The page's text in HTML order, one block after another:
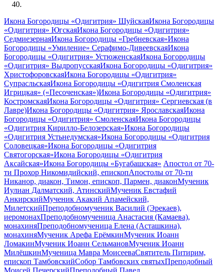
Икона Богородицы «Одигитрия» ШуйскаяИкона Богородицы
«Одигитрия» ЮгскаяИкона Богородицы «Одигитрия»
СедмиезернаяИкона Богородицы «Гребневская»Икона
Богородицы «Умиление» Серафимо-ДивеевскаяИкона
Богородицы «Одигитрия» УстюженскаяИкона Богородицы
«Одигитрия» ВыдропусскаяИкона Богородицы «Одигитрия»
ХристофоровскаяИкона Богородицы «Одигитрия»
СупрасльскаяИкона Богородицы «Одигитрия Смоленская
Игрицкая» («Песоченская»)Икона Богородицы «Одигитрия»
КостромскаяИкона Богородицы «Одигитрия» Сергиевская (в
Лавре)Икона Богородицы «Одигитрия» ЯрославскаяИкона
Богородицы «Одигитрия» СмоленскаяИкона Богородицы
«Одигитрия Кирилло-Белозерская»Икона Богородицы
«Одигитрия Устьнедумская»Икона Богородицы «Одигитрия
Соловецкая»Икона Богородицы «Одигитрия
Святогорская»Икона Богородицы «Одигитрия
Аксайская»Икона Богородицы «Бугабашская» Апостол от 70-
ти Прохор Никомидийский, епископАпостолы от 70-ти
Никанор, диакон, Тимон, епископ, Пармен, диаконМученик
Иулиан Далматский, АтинскийМученик Евстафий
АнкирскийМученик Акакий Апамейский,
МилетскийПреподобномученик Василий (Эрекаев),
иеромонахПреподобномученица Анастасия (Камаева),
монахиняПреподобномученица Елена (Асташкина),
монахиняМученик Арефа ЕрёмкинМученик Иоанн
ЛомакинМученик Иоанн СельмановМученик Иоанн
МилёшкинМученица Мавра МоисееваСвятитель Питирим,
епископ ТамбовскийСобор Тамбовских святыхПреподобный
Моисей ПечерскийПреподобный Павел